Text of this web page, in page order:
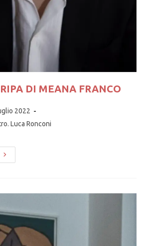
DI MEANA FRANCO
2022
Luca Ronconi